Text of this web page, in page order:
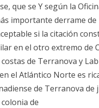
que se Y según la
importante derrame
si la citación
en el otro extremo de
de Terranova y
el Atlántico Norte es
de Terranova
de